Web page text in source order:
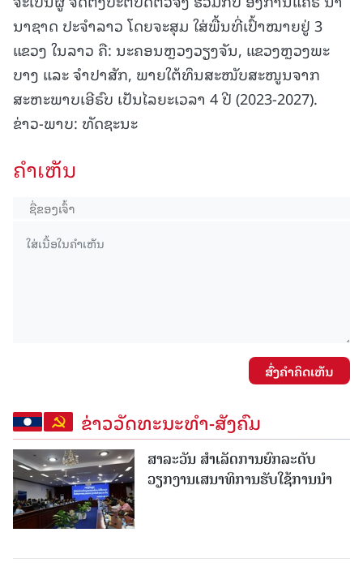
ນາຊາດ ປະຈຳລາວ ໂດຍຈະສຸມ ໃສ່ພື້ນທີ່ເປົ້າໝາຍຢູ່ 3
ແຂວງ ໃນລາວ ຄື: ນະຄອນຫຼວງວຽງຈັນ, ແຂວງຫຼວງພະ
ບາງ ແລະ ຈຳປາສັກ, ພາຍໃຕ້ທຶນສະໜັບສະໜູນຈາກ
ສະຫະພາບເອີຣົບ ເປັນໄລຍະເວລາ 4 ປີ (2023-2027).
ຂ່າວ-ພາບ: ທັດຊະນະ
ຄໍາເຫັນ
ສົ່ງຄໍາຄິດເຫັນ
ຂ່າວວັດທະນະທຳ-ສັງຄົມ
ສາລະວັນ ສໍາເລັດການຍົກລະດັບ
ວຽກງານເສນາທິການຮັບໃຊ້ການນໍາ